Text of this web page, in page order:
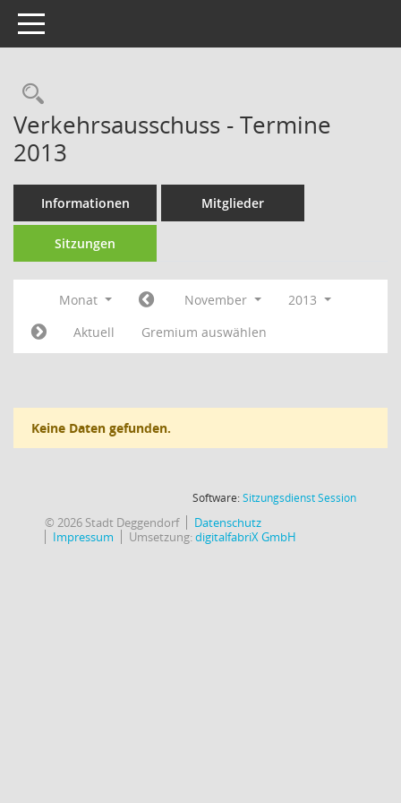
Toggle navigation
Rechercheauswahl
Verkehrsausschuss - Termine
2013
Informationen Mitglieder
Sitzungen
Monat November
2013
Aktuell
Gremium auswählen
Keine Daten gefunden.
Software:SitzungsdienstSession(Wird in
© 2026 Stadt Deggendorf
Datenschutz
Impressum
Umsetzung:digitalfabriX GmbH